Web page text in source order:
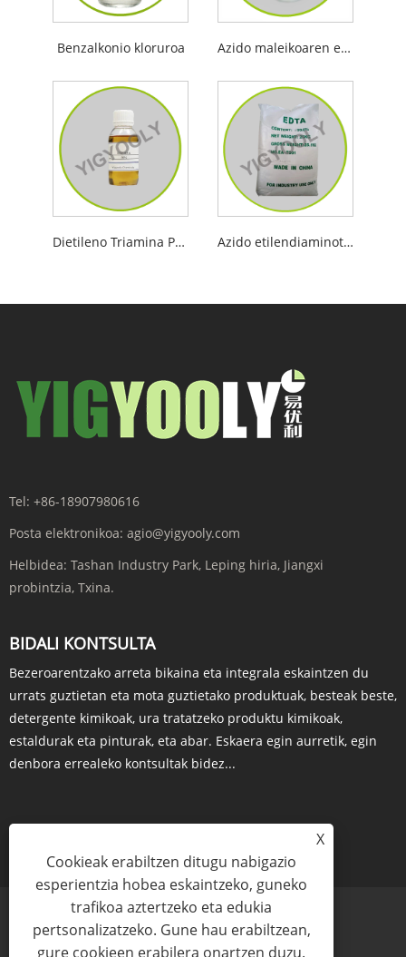
Benzalkonio kloruroa Azido maleikoaren eta akrilikoaren kopolimeroa
Dietileno Triamina Penta Azido etilendiaminotetraacetikoa
Tel: +86-18907980616
Posta elektronikoa: agio@yigyooly.com
Helbidea: Tashan Industry Park, Leping hiria, Jiangxi
probintzia, Txina.
BIDALI KONTSULTA
Bezeroarentzako arreta bikaina eta integrala eskaintzen du
urrats guztietan eta mota guztietako produktuak, besteak beste,
detergente kimikoak, ura tratatzeko produktu kimikoak,
estaldurak eta pinturak, eta abar. Eskaera egin aurretik, egin
denbora errealeko kontsultak bidez...
X
Cookieak erabiltzen ditugu nabigazio
esperientzia hobea eskaintzeko, guneko
trafikoa aztertzeko eta edukia
pertsonalizatzeko. Gune hau erabiltzean,
gure cookieen erabilera onartzen duzu.